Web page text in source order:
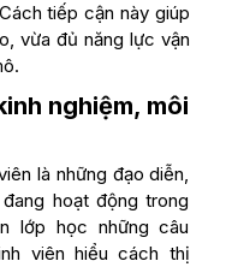
tiếp cận này giúp
vừa đủ năng lực vận
nghiệm, môi
là những đạo diễn,
hoạt động trong
lớp học những câu
viên hiểu cách thị